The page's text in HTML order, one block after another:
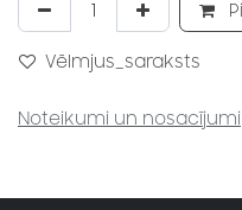
Vēlmjus_saraksts
Noteikumi un nosacījumi